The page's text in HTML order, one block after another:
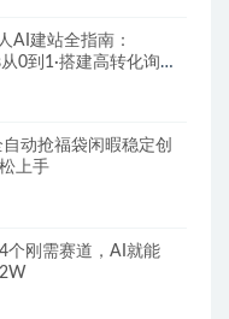
AI建站全指南：
0到1·搭建高转化询盘
动抢福袋闲暇稳定创
上手
个刚需赛道，AI就能